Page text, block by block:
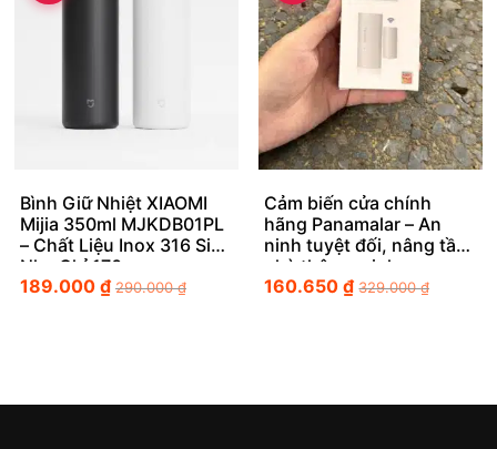
Bình Giữ Nhiệt XIAOMI
Mijia 350ml MJKDB01PL
– Chất Liệu Inox 316 Siêu
Nhẹ Chỉ 170g
189.000 ₫ 290.000₫
Cảm biến cửa chính
hãng Panamalar – An
ninh tuyệt đối, nâng tầm
nhà thông minh
160.650₫ 329.000₫